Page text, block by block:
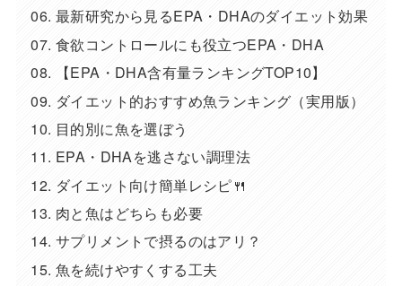
最新研究から見るEPA・DHAのダイエット効果
食欲コントロールにも役立つEPA・DHA
【EPA・DHA含有量ランキングTOP10】
ダイエット的おすすめ魚ランキング（実用版）
目的別に魚を選ぼう
EPA・DHAを逃さない調理法
ダイエット向け簡単レシピ🍴
肉と魚はどちらも必要
サプリメントで摂るのはアリ？
魚を続けやすくする工夫